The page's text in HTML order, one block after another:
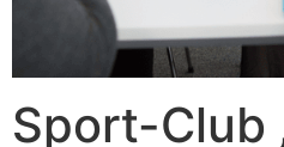
Sport-Club